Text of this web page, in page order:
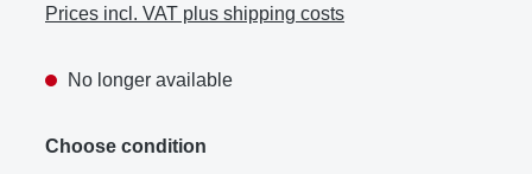
Prices incl. VAT plus shipping costs
No longer available
Choose condition